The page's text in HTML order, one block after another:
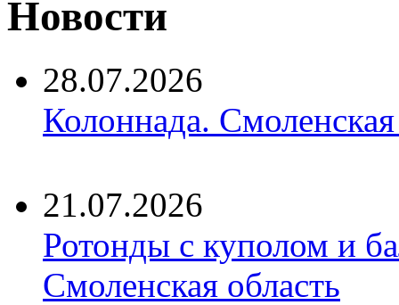
Новости
28.07.2026
Колоннада. Смоленская
21.07.2026
Ротонды с куполом и
Смоленская область